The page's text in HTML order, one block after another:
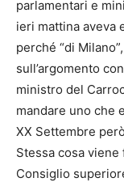
parlamentari e
ieri mattina aveva
perché “di
sull’argomento
ministro del
mandare uno che
XX Settembre
Stessa cosa
Consiglio